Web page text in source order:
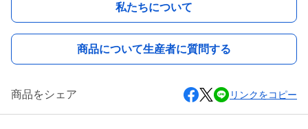
私たちについて
商品について生産者に質問する
商品をシェア リンクをコピー